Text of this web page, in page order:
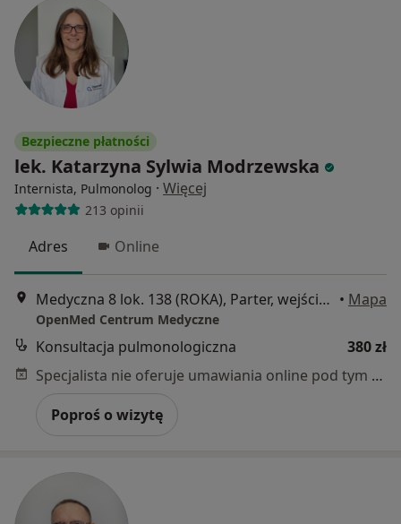
Bezpieczne płatności
lek. Katarzyna Sylwia Modrzewska
Internista, Pulmonolog · Więcej
213 opinii
Adres Online
Medyczna 8 lok. 138 (ROKA), Parter, wejście od ul. Honorowych Dawców Krwi, Płock • Mapa
OpenMed Centrum Medyczne
Konsultacja pulmonologiczna
380 zł
Specjalista nie oferuje umawiania online pod tym adresem.
Poproś o wizytę